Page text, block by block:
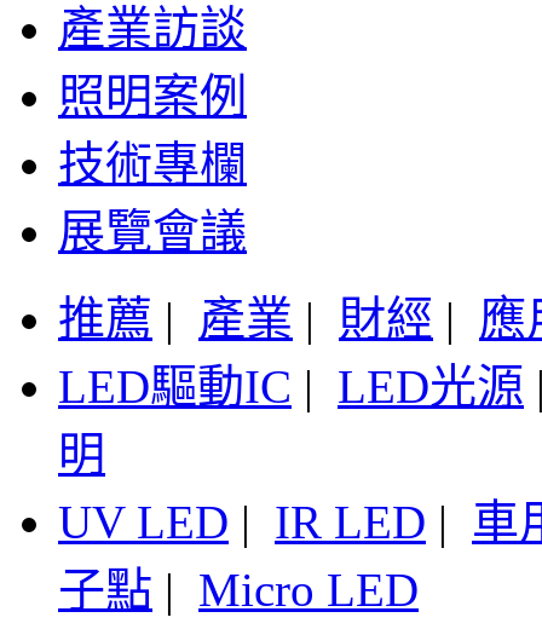
產業訪談
照明案例
技術專欄
展覽會議
推薦 | 產業 | 財經 | 應
LED驅動IC | LED光源
明
UV LED | IR LED | 車
子點 | Micro LED